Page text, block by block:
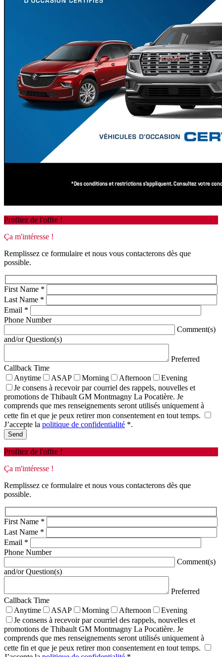
Profitez de l'offre !
Ça m'intéresse !
Remplissez ce formulaire et nous vous contacterons dès que
possible.
First Name *
Last Name *
Email *
Phone Number
Comment(s)
and/or Question(s)
Preferred
Callback Time
Anytime
ASAP Morning Afternoon
Evening
Je consens à recevoir par courriel des rappels, nouvelles et
promotions de Thibault GM Montmagny La Pocatière. Je
comprends que mes renseignements seront utilisés uniquement à
cette fin et que je peux retirer mon consentement en tout temps.
J’accepte la politique de confidentialité *.
Profitez de l'offre !
Ça m'intéresse !
Remplissez ce formulaire et nous vous contacterons dès que
possible.
First Name *
Last Name *
Email *
Phone Number
Comment(s)
and/or Question(s)
Preferred
Callback Time
Anytime
ASAP Morning Afternoon
Evening
Je consens à recevoir par courriel des rappels, nouvelles et
promotions de Thibault GM Montmagny La Pocatière. Je
comprends que mes renseignements seront utilisés uniquement à
cette fin et que je peux retirer mon consentement en tout temps.